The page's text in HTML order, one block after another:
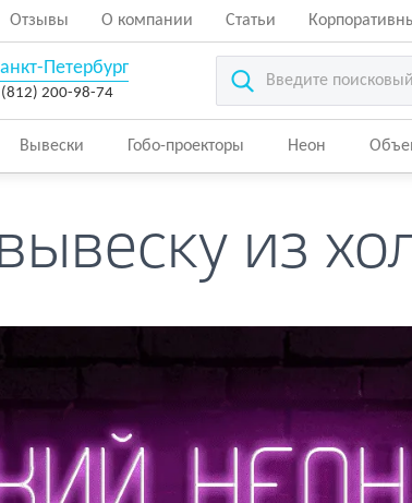
Отзывы О компании Статьи
Петербург
200-98-74
Вывески Гобо-проекторы Неон
из